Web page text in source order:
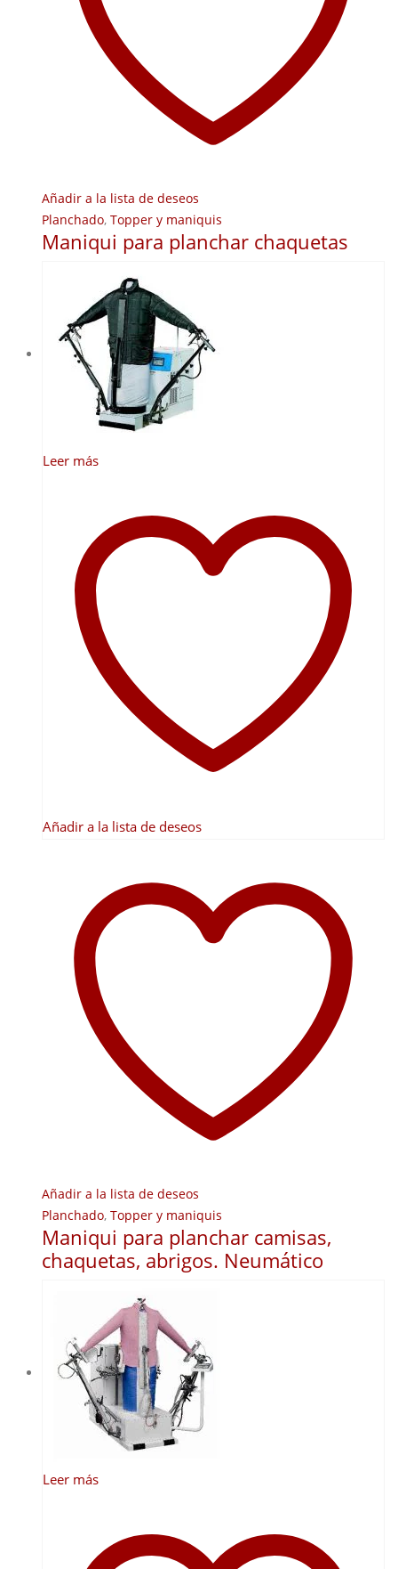
Añadir a la lista de deseos
Planchado, Topper y maniquis
Maniqui para planchar chaquetas
Leer más
Añadir a la lista de deseos
Añadir a la lista de deseos
Planchado, Topper y maniquis
Maniqui para planchar camisas,
chaquetas, abrigos. Neumático
Leer más